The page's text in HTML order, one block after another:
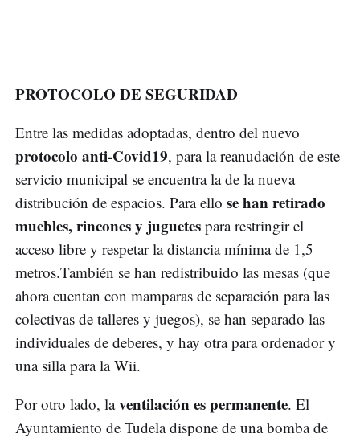
PROTOCOLO DE SEGURIDAD
Entre las medidas adoptadas, dentro del nuevo
protocolo anti-Covid19, para la reanudación de este
servicio municipal se encuentra la de la nueva
distribución de espacios. Para ello se han retirado
muebles, rincones y juguetes para restringir el
acceso libre y respetar la distancia mínima de 1,5
metros.También se han redistribuido las mesas (que
ahora cuentan con mamparas de separación para las
colectivas de talleres y juegos), se han separado las
individuales de deberes, y hay otra para ordenador y
una silla para la Wii.
Por otro lado, laventilación es permanente. El
Ayuntamiento de Tudela dispone de una bomba de